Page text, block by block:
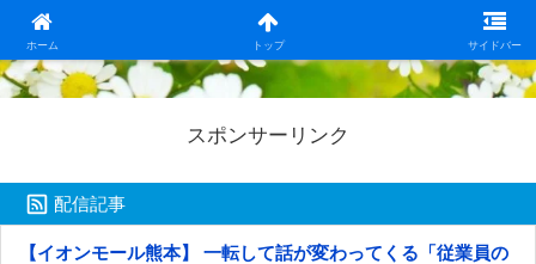
ホーム トップ サイドバー
日本第一！ニュース録
スポンサーリンク
配信記事
【イオンモール熊本】 一転して話が変わってくる「従業員の